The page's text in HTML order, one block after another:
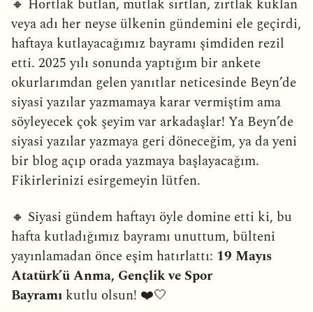
🔸 Hortlak butlan, mutlak sırtlan, zırtlak kuklan
veya adı her neyse ülkenin gündemini ele geçirdi,
haftaya kutlayacağımız bayramı şimdiden rezil
etti. 2025 yılı sonunda yaptığım bir ankete
okurlarımdan gelen yanıtlar neticesinde Beyn’de
siyasi yazılar yazmamaya karar vermiştim ama
söyleyecek çok şeyim var arkadaşlar! Ya Beyn’de
siyasi yazılar yazmaya geri döneceğim, ya da yeni
bir blog açıp orada yazmaya başlayacağım.
Fikirlerinizi esirgemeyin lütfen.
🔸 Siyasi gündem haftayı öyle domine etti ki, bu
hafta kutladığımız bayramı unuttum, bülteni
yayınlamadan önce eşim hatırlattı: 19 Mayıs
Atatürk’ü Anma, Gençlik ve Spor
Bayramı kutlu olsun! ❤️🤍